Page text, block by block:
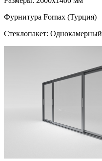
Фурнитура Fornax (Турция)
Стеклопакет: Однокамерный